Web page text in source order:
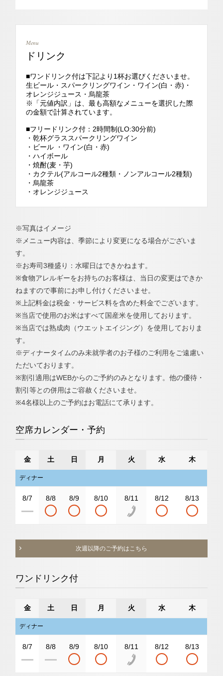
Menu
ドリンク
■ワンドリンク付は下記より1杯お選びくださいませ。
生ビール・スパークリングワイン・ワイン(白・赤)・
オレンジジュース・烏龍茶
※「元値内訳」は、最も高額なメニューを選択した際
の金額で計算されています。
■フリードリンク付：2時間制(LO:30分前)
・乾杯グラススパークリングワイン
・ビール ・ワイン(白・赤)
・ハイボール
・焼酎(麦・芋)
・カクテル(アルコール2種類・ノンアルコール2種類)
・烏龍茶
・オレンジジュース
※写真はイメージ
※メニュー内容は、季節により変更になる場合がございま
す。
※お寿司3種盛り：水曜日はできかねます。
※食物アレルギーをお持ちのお客様は、当日の変更はできか
ねますので事前にお申し付けくださいませ。
※上記料金は税金・サービス料を含めた料金でございます。
※当店で使用のお米はすべて国産米を使用しております。
※当店では熟成肉（ウエットエイジング）を使用しておりま
す。
※ディナータイムのみ未就学者のお子様のご利用をご遠慮い
ただいております。
※割引適用はWEBからのご予約のみとなります。他の優待・
割引等との併用はご容赦くださいませ。
​※4名様以上のご予約はお電話にて承ります。
空席カレンダー・予約
金 土 日 月 火 水 木
ディナー
8/7 8/8 8/9 8/10 8/11 8/12 8/13
次週以降のご予約はこちら
ワンドリンク付
金 土 日 月 火 水 木
ディナー
8/7 8/8 8/9 8/10 8/11 8/12 8/13